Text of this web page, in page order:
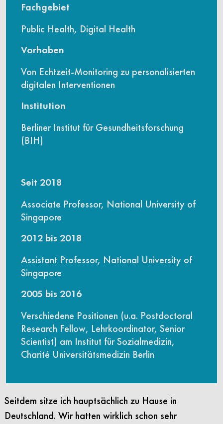
Fachgebiet
Public Health, Digital Health
Vorhaben
Von Echtzeit-Monitoring zu personalisierten
digitalen Interventionen
Institution
Berliner Institut für Gesundheitsforschung
(BIH)
Seit 2018
Associate Professor, National University of
Singapore
2012 bis 2018
Assistant Professor, National University of
Singapore
2005 bis 2016
Verschiedene Positionen (u.a. Postdoctoral
Research Fellow, Lehrkoordinator, Senior
Scientist) am Institut für Sozialmedizin,
Charité Universitätsmedizin Berlin
Seitdem sitze ich hauptsächlich zu Hause in
Deutschland. Wir hatten wirklich schon sehr